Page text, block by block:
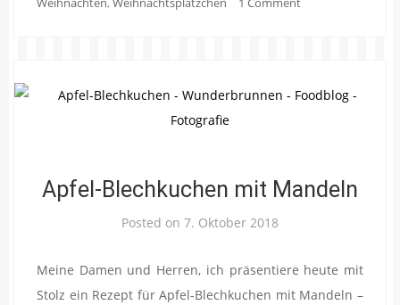
Apfel-Blechkuchen mit Mandeln
Posted on 7. Oktober 2018
Meine Damen und Herren, ich präsentiere heute mit
Stolz ein Rezept für Apfel-Blechkuchen mit Mandeln –